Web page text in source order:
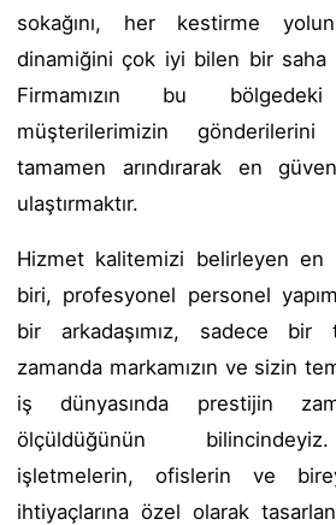
sokağını, her kestirme
dinamiğini çok iyi bilen bir saha
Firmamızın bu
müşterilerimizin
tamamen arındırarak en
ulaştırmaktır.
Hizmet kalitemizi belirleyen en
biri, profesyonel personel
bir arkadaşımız, sadece bir
zamanda markamızın ve sizin
iş dünyasında prestijin
ölçüldüğünün
işletmelerin, ofislerin ve
ihtiyaçlarına özel olarak